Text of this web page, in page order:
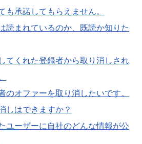
も承諾してもらえません。
読まれているのか、既読か知りた
てくれた登録者から取り消しされ
のオファーを取り消したいです。
しはできますか？
ユーザーに自社のどんな情報が公